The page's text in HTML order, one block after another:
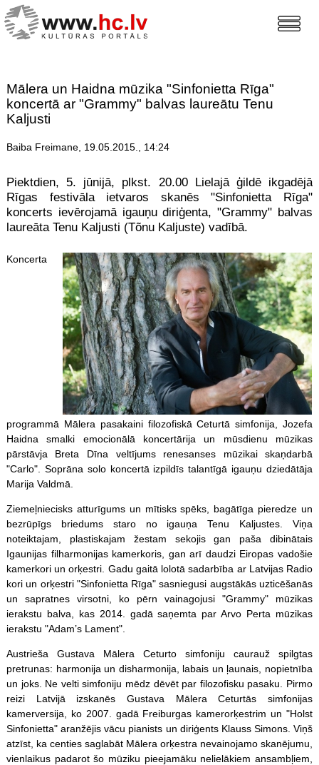
Mālera un Haidna mūzika "Sinfonietta Rīga"
koncertā ar "Grammy" balvas laureātu Tenu
Kaljusti
Baiba Freimane, 19.05.2015., 14:24
Piektdien, 5. jūnijā, plkst. 20.00 Lielajā ģildē ikgadējā
Rīgas festivāla ietvaros skanēs "Sinfonietta Rīga"
koncerts ievērojamā igauņu diriģenta, "Grammy" balvas
laureāta Tenu Kaljusti (Tõnu Kaljuste) vadībā.
Koncerta
programmā Mālera pasakaini filozofiskā Ceturtā simfonija, Jozefa
Haidna smalki emocionālā koncertārija un mūsdienu mūzikas
pārstāvja Breta Dīna veltījums renesanses mūzikai skaņdarbā
"Carlo". Soprāna solo koncertā izpildīs talantīgā igauņu dziedātāja
Marija Valdmā.
Ziemeļniecisks atturīgums un mītisks spēks, bagātīga pieredze un
bezrūpīgs briedums staro no igauņa Tenu Kaljustes. Viņa
noteiktajam, plastiskajam žestam sekojis gan paša dibinātais
Igaunijas filharmonijas kamerkoris, gan arī daudzi Eiropas vadošie
kamerkori un orķestri. Gadu gaitā lolotā sadarbība ar Latvijas Radio
kori un orķestri "Sinfonietta Rīga" sasniegusi augstākās uzticēšanās
un sapratnes virsotni, ko pērn vainagojusi "Grammy" mūzikas
ierakstu balva, kas 2014. gadā saņemta par Arvo Perta mūzikas
ierakstu "Adam’s Lament".
Austrieša Gustava Mālera Ceturto simfoniju caurauž spilgtas
pretrunas: harmonija un disharmonija, labais un ļaunais, nopietnība
un joks. Ne velti simfoniju mēdz dēvēt par filozofisku pasaku. Pirmo
reizi Latvijā izskanēs Gustava Mālera Ceturtās simfonijas
kamerversija, ko 2007. gadā Freiburgas kamerorķestrim un "Holst
Sinfonietta" aranžējis vācu pianists un diriģents Klauss Simons. Viņš
atzīst, ka centies saglabāt Mālera orķestra nevainojamo skanējumu,
vienlaikus padarot šo mūziku pieejamāku nelielākiem ansambļiem,